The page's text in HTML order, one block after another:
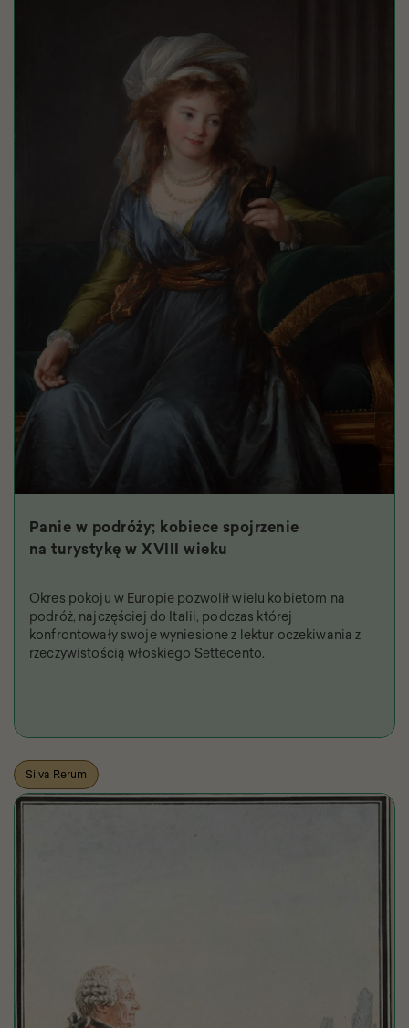
Panie w podróży; kobiece spojrzenie
na turystykę w XVIII wieku
Okres pokoju w Europie pozwolił wielu kobietom na
podróż, najczęściej do Italii, podczas której
konfrontowały swoje wyniesione z lektur oczekiwania z
rzeczywistością włoskiego Settecento.
Silva Rerum